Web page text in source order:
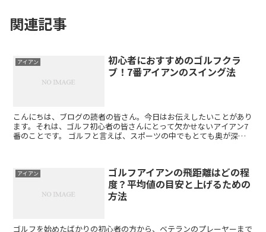
関連記事
アイアン
初心者におすすめのゴルフクラ
ブ！7番アイアンのスイング法
こんにちは、ブログの読者の皆さん。今日はお伝えしたいことがあり
ます。それは、ゴルフ初心者の皆さんにとって欠かせないアイアン7
番のことです。 ゴルフと言えば、スポーツの中でもとても奥が深
アイアン
ゴルフアイアンの飛距離はどの程
度？平均値の目安と上げるための
方法
ゴルフを始めたばかりの初心者の方から、ベテランのプレーヤーまで